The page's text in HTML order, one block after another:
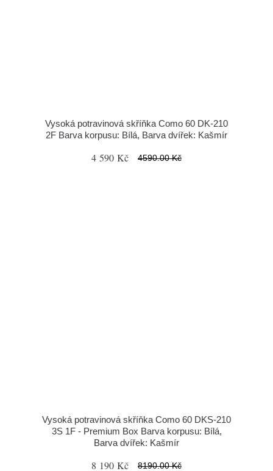
Vysoká potravinová skříňka Como 60 DK-210
2F Barva korpusu: Bílá, Barva dvířek: Kašmír
4 590 Kč 4590.00 Kč
Vysoká potravinová skříňka Como 60 DKS-210
3S 1F - Premium Box Barva korpusu: Bílá,
Barva dvířek: Kašmír
8 190 Kč 8190.00 Kč